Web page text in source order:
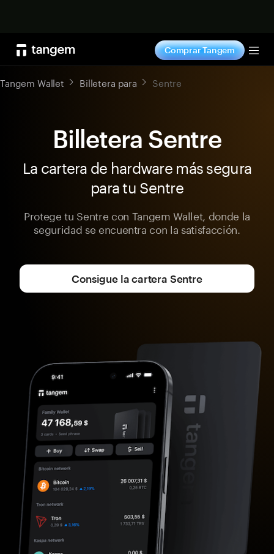
Comprar Tangem
Tangem Wallet Billetera para Sentre
Billetera Sentre
La cartera de hardware más segura
para tu Sentre
Protege tu Sentre con Tangem Wallet, donde la
seguridad se encuentra con la satisfacción.
Consigue la cartera Sentre